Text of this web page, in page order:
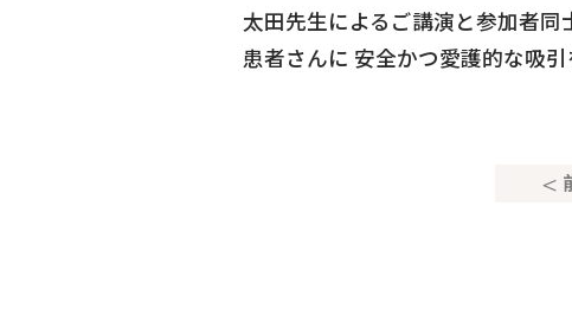
太田先生によるご講演と参加者同
患者さんに 安全かつ愛護的な吸